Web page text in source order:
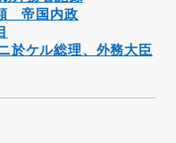
帝国内政
於ケル総理、外務大臣